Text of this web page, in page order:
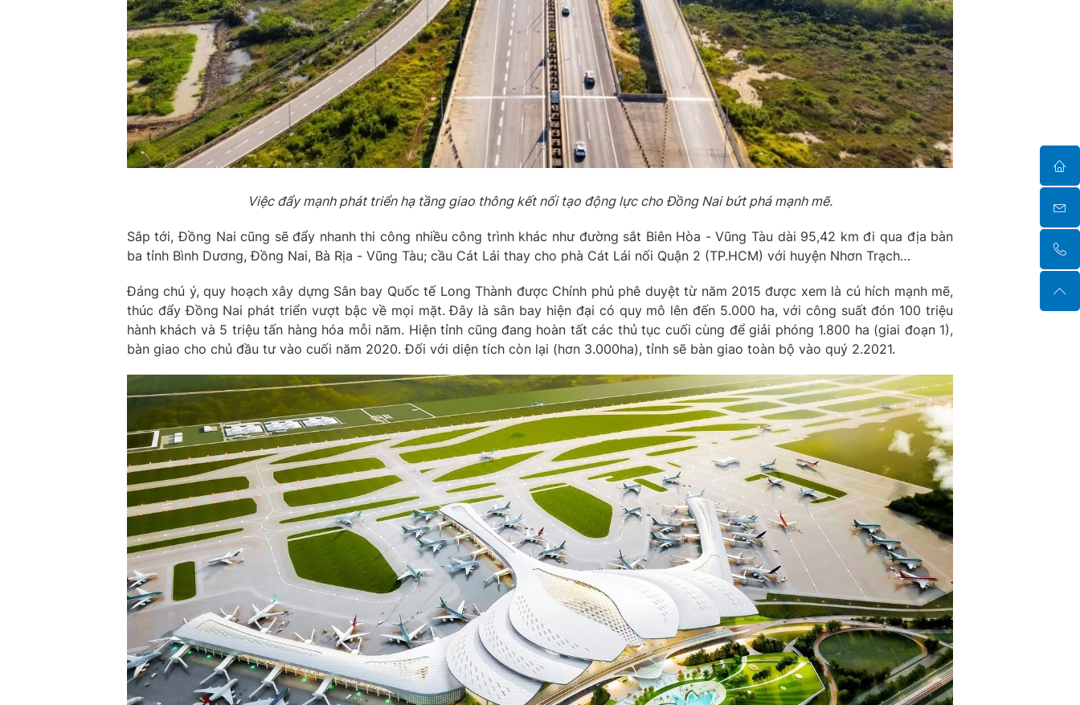
Việc đẩy mạnh phát triển hạ tầng giao thông kết nối tạo động lực cho Đồng Nai bứt phá mạnh mẽ.
Sắp tới, Đồng Nai cũng sẽ đẩy nhanh thi công nhiều công trình khác như đường sắt Biên Hòa - Vũng Tàu dài 95,42 km đi qua địa bàn
ba tỉnh Bình Dương, Đồng Nai, Bà Rịa - Vũng Tàu; cầu Cát Lái thay cho phà Cát Lái nối Quận 2 (TP.HCM) với huyện Nhơn Trạch…
Đáng chú ý, quy hoạch xây dựng Sân bay Quốc tế Long Thành được Chính phủ phê duyệt từ năm 2015 được xem là cú hích mạnh mẽ,
thúc đẩy Đồng Nai phát triển vượt bậc về mọi mặt. Đây là sân bay hiện đại có quy mô lên đến 5.000 ha, với công suất đón 100 triệu
hành khách và 5 triệu tấn hàng hóa mỗi năm. Hiện tỉnh cũng đang hoàn tất các thủ tục cuối cùng để giải phóng 1.800 ha (giai đoạn 1),
bàn giao cho chủ đầu tư vào cuối năm 2020. Đối với diện tích còn lại (hơn 3.000ha), tỉnh sẽ bàn giao toàn bộ vào quý 2.2021.